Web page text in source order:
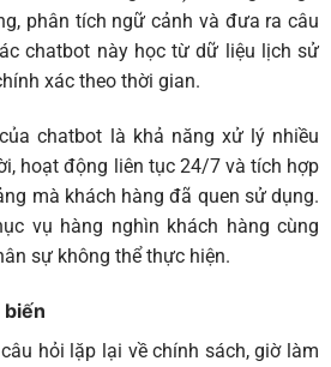
phân tích ngữ cảnh và đưa ra câu
chatbot này học từ dữ liệu lịch sử
xác theo thời gian.
chatbot là khả năng xử lý nhiều
hoạt động liên tục 24/7 và tích hợp
mà khách hàng đã quen sử dụng.
vụ hàng nghìn khách hàng cùng
sự không thể thực hiện.
biến
hỏi lặp lại về chính sách, giờ làm